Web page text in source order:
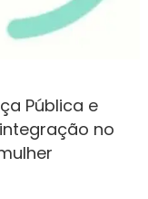
Pública e
no